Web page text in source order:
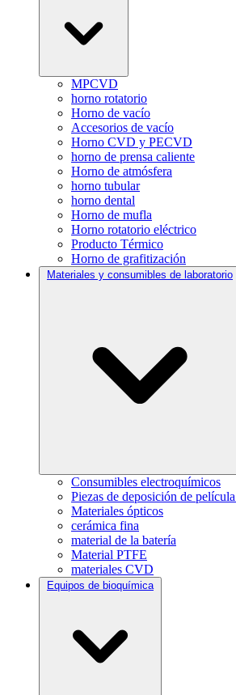
MPCVD
horno rotatorio
Horno de vacío
Accesorios de vacío
Horno CVD y PECVD
horno de prensa caliente
Horno de atmósfera
horno tubular
horno dental
Horno de mufla
Horno rotatorio eléctrico
Producto Térmico
Horno de grafitización
Materiales y consumibles de laboratorio
Consumibles electroquímicos
Piezas de deposición de
Materiales ópticos
cerámica fina
material de la batería
Material PTFE
materiales CVD
Equipos de bioquímica